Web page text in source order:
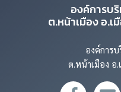
องค์การบ
ต.หน้าเมือง อ.
องค์การ
ต.หน้าเมือง อ.